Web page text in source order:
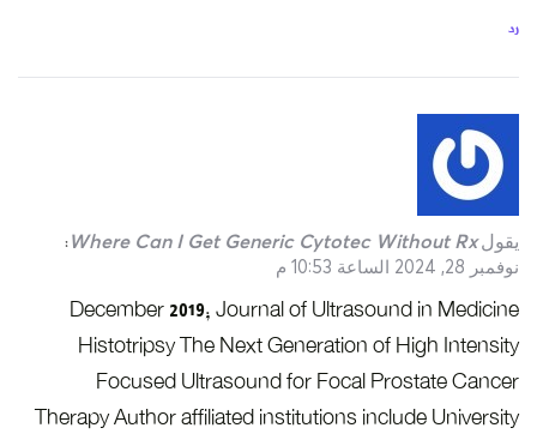
رد
يقول Where Can I Get Generic Cytotec Without Rx
:
نوفمبر 28, 2024 الساعة 10:53 م
December 2019; Journal of Ultrasound in Medicine
Histotripsy The Next Generation of High Intensity
Focused Ultrasound for Focal Prostate Cancer
Therapy Author affiliated institutions include University